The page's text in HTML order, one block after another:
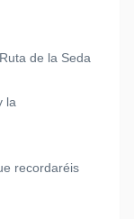
de la Seda
la
recordaréis